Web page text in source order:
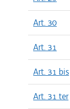
Art. 30
Art. 31
Art. 31 bis
Art. 31 ter